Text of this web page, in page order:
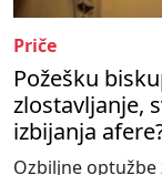
Priče
Požešku
zlostavljanje,
izbijanja
Ozbiljne optužbe